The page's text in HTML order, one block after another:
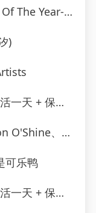
Linda Scott
)
谢霆锋、朱一龙
Nevone
可乐鸭
谢霆锋、朱一龙